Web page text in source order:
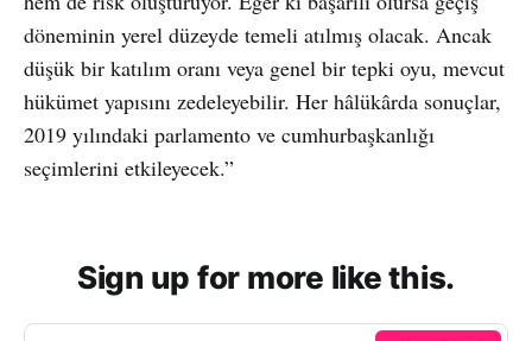
döneminin yerel düzeyde temeli atılmış olacak. Ancak
düşük bir katılım oranı veya genel bir tepki oyu, mevcut
hükümet yapısını zedeleyebilir. Her hâlükârda sonuçlar,
2019 yılındaki parlamento ve cumhurbaşkanlığı
seçimlerini etkileyecek.”
Sign up for more like this.